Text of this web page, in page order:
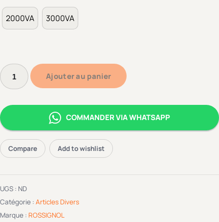
2000VA 3000VA
Ajouter au panier
COMMANDER VIA WHATSAPP
Compare Add to wishlist
UGS : ND
Catégorie : Articles Divers
Marque : ROSSIGNOL